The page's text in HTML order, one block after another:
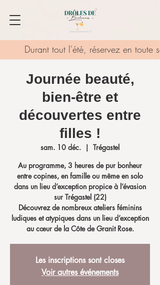
Durant tout l'été, réservez en toute
Journée beauté,
bien-être et
découvertes entre
filles !
sam. 10 déc.
  |
Trégastel
Au programme, 3 heures de pur bonheur
entre copines, en famille ou même en solo
dans un lieu d’exception propice à l’évasion
sur Trégastel (22)
Découvrez de nombreux ateliers féminins
ludiques et atypiques dans un lieu d’exception
au cœur de la Côte de Granit Rose.
Les inscriptions sont closes
Voir autres événements